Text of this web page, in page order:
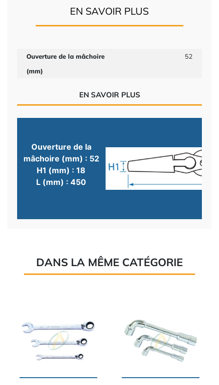
EN SAVOIR PLUS
Ouverture de la mâchoire
(mm)
52
EN SAVOIR PLUS
Ouverture de la
mâchoire (mm) : 52
H1 (mm) : 18
L (mm) : 450
DANS LA MÊME CATÉGORIE